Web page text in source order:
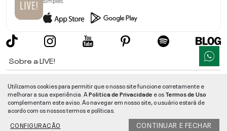
Sobre a LIVE!
Informações
Utilizamos cookies para permitir que o nosso site funcione corretamente e
melhorar a sua experiência. APolitica de Privacidade e osTermos de Uso
complementam este aviso. Ao navegar em nosso site, o usuário estará de
acordo com os nossos termos e políticas.
CONFIGURAÇÃO
CONTINUAR E FECHAR